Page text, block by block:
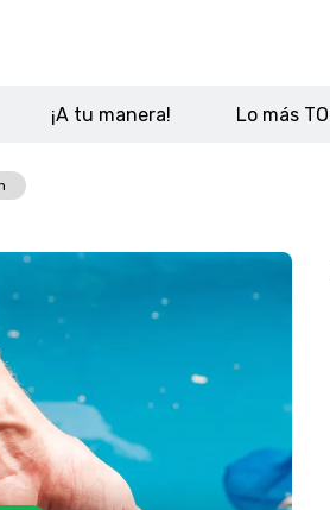
¡A tu manera! Lo más